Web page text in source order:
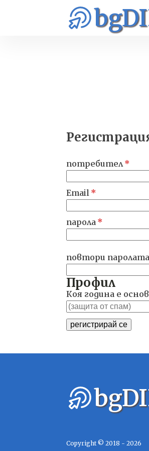
потребител *
Email *
парола *
повтори паролата
Профил
Коя година е
регистрирай се
Copyright © 2018 - 2026